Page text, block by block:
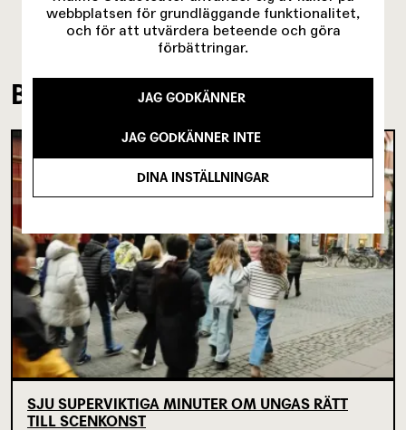
BAKOM KULISSERNA
SJU SUPERVIKTIGA MINUTER OM UNGAS RÄTT
TILL SCENKONST
webbplatsen för grundläggande funktionalitet,
och för att utvärdera beteende och göra
förbättringar.
JAG GODKÄNNER
JAG GODKÄNNER INTE
DINA INSTÄLLNINGAR